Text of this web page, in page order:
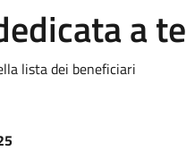
a te
lista dei beneficiari